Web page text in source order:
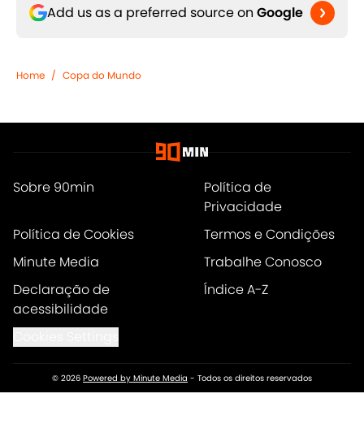
Add us as a preferred source on Google
Home / Copa do Mundo
Sobre 90min
Política de
Privacidade
Política de Cookies
Termos e Condições
Minute Media
Trabalhe Conosco
Declaração de
acessibilidade
Índice A-Z
© 2026 Powered by Minute Media - Todos os direitos reservados